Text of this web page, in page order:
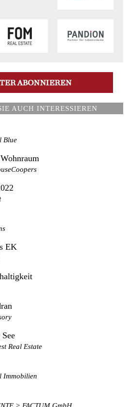
AUCH INTERESSIEREN
Blue
EK
Real Estate
Immobilien
> FACTUM GmbH